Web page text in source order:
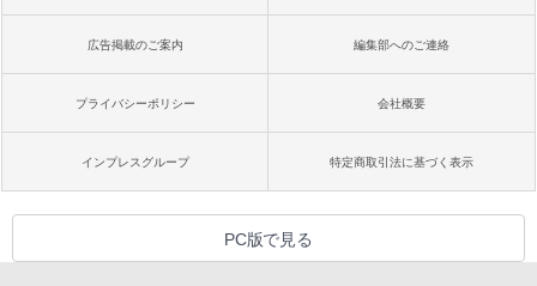
広告掲載のご案内 編集部へのご連絡
プライバシーポリシー 会社概要
インプレスグループ 特定商取引法に基づく表示
PC版で見る